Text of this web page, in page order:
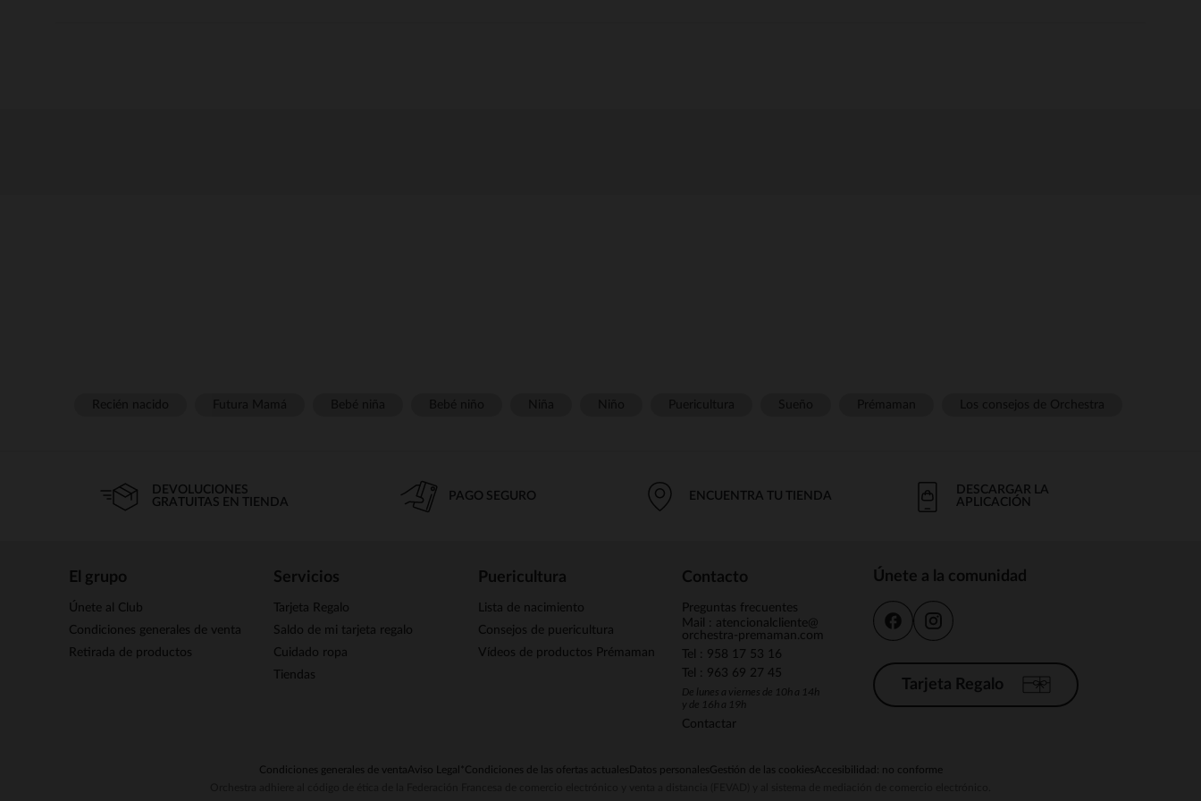
DEVOLUCIONES
GRATUITAS EN TIENDA
PAGO SEGURO ENCUENTRA TU TIENDA
DESCARGAR LA
APLICACIÓN
El grupo
Únete al Club
Condiciones generales de venta
Retirada de productos
Servicios
Tarjeta Regalo
Saldo de mi tarjeta regalo
Cuidado ropa
Tiendas
Puericultura
Lista de nacimiento
Consejos de puericultura
Vídeos de productos Prémaman
Contacto
Preguntas frecuentes
Mail : atencionalcliente@
orchestra-premaman.com
Tel : 958 17 53 16
Tel : 963 69 27 45
De lunes a viernes de 10h a 14h
y de 16h a 19h
Contactar
Únete a la comunidad
Tarjeta Regalo
Condiciones generales de ventaAviso Legal *Condiciones de las ofertas actuales Datos personalesGestión de las cookiesAccesibilidad: no conforme